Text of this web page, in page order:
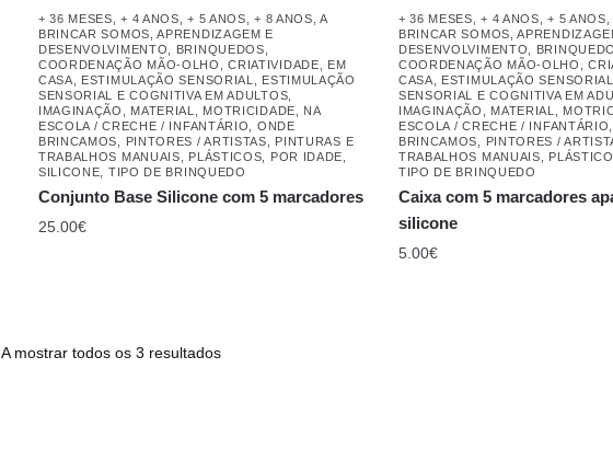
+ 36 MESES ,+ 4 ANOS ,+ 5 ANOS ,+ 8 ANOS ,A
BRINCAR SOMOS ,APRENDIZAGEM E
DESENVOLVIMENTO
BRINQUEDOS
COORDENAÇÃO MÃO-OLHO
,CRIATIVIDADE
EM
CASA
ESTIMULAÇÃO SENSORIAL
ESTIMULAÇÃO
SENSORIAL E COGNITIVA EM ADULTOS
IMAGINAÇÃO
MATERIAL MOTRICIDADE
NA
ESCOLA / CRECHE / INFANTÁRIO
ONDE
BRINCAMOS
PINTORES / ARTISTAS
PINTURAS E
TRABALHOS MANUAIS
PLÁSTICOS POR IDADE
SILICONE
TIPO DE BRINQUEDO
Conjunto Base Silicone com 5 marcadores
25.00€
+ 36 MESES ,+ 4 ANOS ,+ 5 ANOS
BRINCAR SOMOS ,
DESENVOLVIMENTO
COORDENAÇÃO MÃO-OLHO
,
CASA
ESTIMULAÇÃO SENSORIAL
SENSORIAL E COGNITIVA EM
IMAGINAÇÃO
MATERIAL
ESCOLA / CRECHE / INFANTÁRIO
BRINCAMOS
PINTORES /
TRABALHOS MANUAIS
TIPO DE BRINQUEDO
Caixa com 5 marcadores
silicone
5.00€
A mostrar todos os 3 resultados